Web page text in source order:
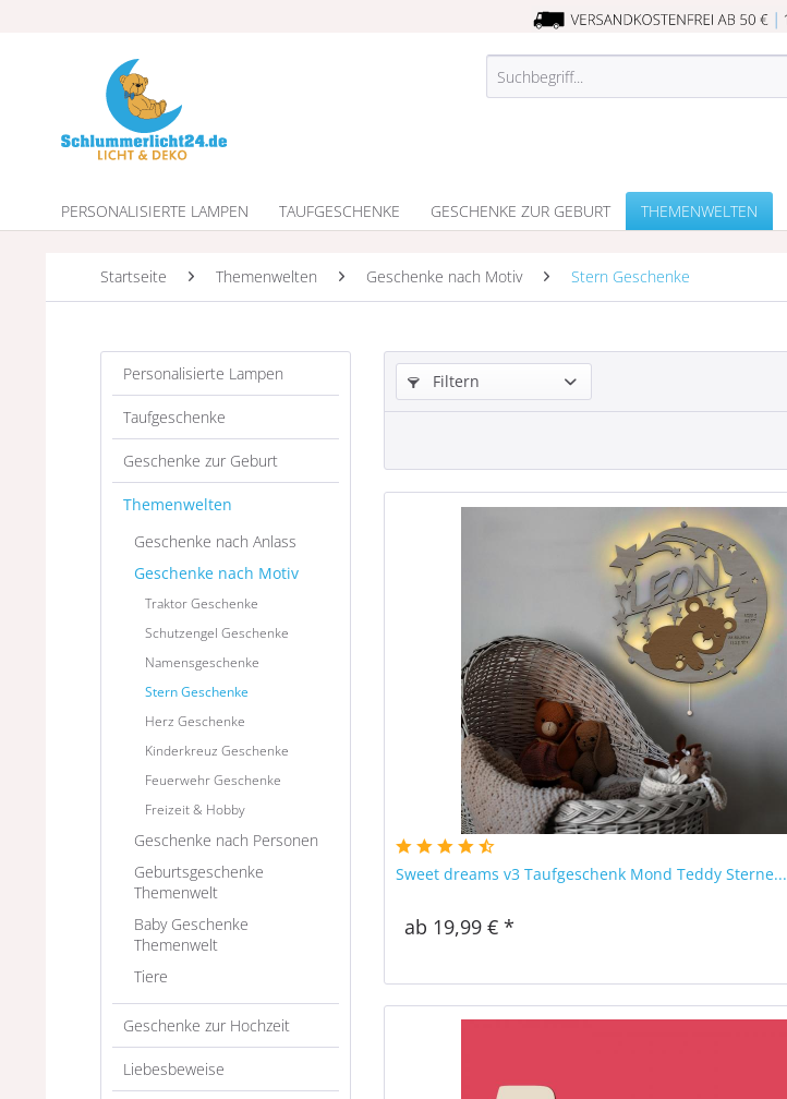
PERSONALISIERTE LAMPEN TAUFGESCHENKE GESCHENKE ZUR GEBURT THEMENWELTEN
Startseite Themenwelten Geschenke nach Motiv Stern Geschenke
Personalisierte Lampen
Taufgeschenke
Geschenke zur Geburt
Themenwelten
Geschenke nach Anlass
Geschenke nach Motiv
Traktor Geschenke
Schutzengel Geschenke
Namensgeschenke
Stern Geschenke
Herz Geschenke
Kinderkreuz Geschenke
Feuerwehr Geschenke
Freizeit & Hobby
Geschenke nach Personen
Geburtsgeschenke
Themenwelt
Baby Geschenke
Themenwelt
Tiere
Geschenke zur Hochzeit
Liebesbeweise
Filtern
Sweet dreams v3 Taufgeschenk Mond Teddy Sterne...
ab 19,99 € *